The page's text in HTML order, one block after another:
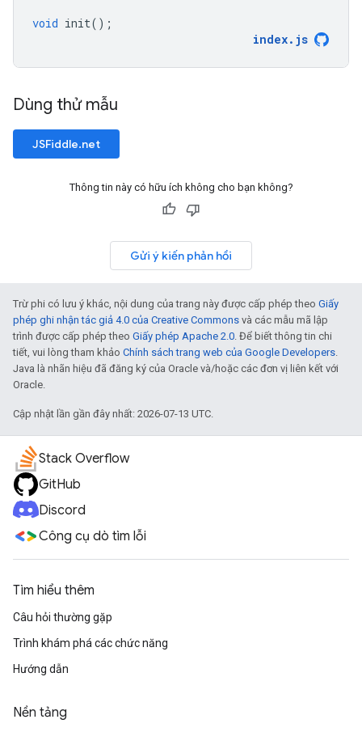
void init();
index. js
Dùng thử mẫu
JSFiddle.net
Thông tin này có hữu ích không cho bạn không?
Gửi ý kiến phản hồi
Trừ phi có lưu ý khác, nội dung của trang này được cấp phép theo Giấy
phép ghi nhận tác giả 4.0 của Creative Commons và các mẫu mã lập
trình được cấp phép theo Giấy phép Apache 2.0. Để biết thông tin chi
tiết, vui lòng tham khảo Chính sách trang web của Google Developers.
Java là nhãn hiệu đã đăng ký của Oracle và/hoặc các đơn vị liên kết với
Oracle.
Cập nhật lần gần đây nhất: 2026-07-13 UTC.
Stack Overflow
GitHub
Discord
Công cụ dò tìm lỗi
Tìm hiểu thêm
Câu hỏi thường gặp
Trình khám phá các chức năng
Hướng dẫn
Nền tảng